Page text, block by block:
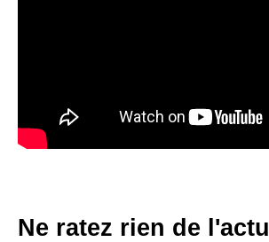
Ne ratez rien de l'actu